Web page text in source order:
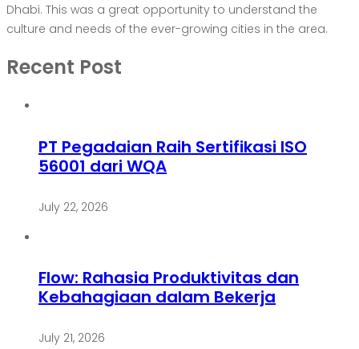
Dhabi. This was a great opportunity to understand the
culture and needs of the ever-growing cities in the area.
Recent Post
PT Pegadaian Raih Sertifikasi ISO
56001 dari WQA
July 22, 2026
Flow: Rahasia Produktivitas dan
Kebahagiaan dalam Bekerja
July 21, 2026